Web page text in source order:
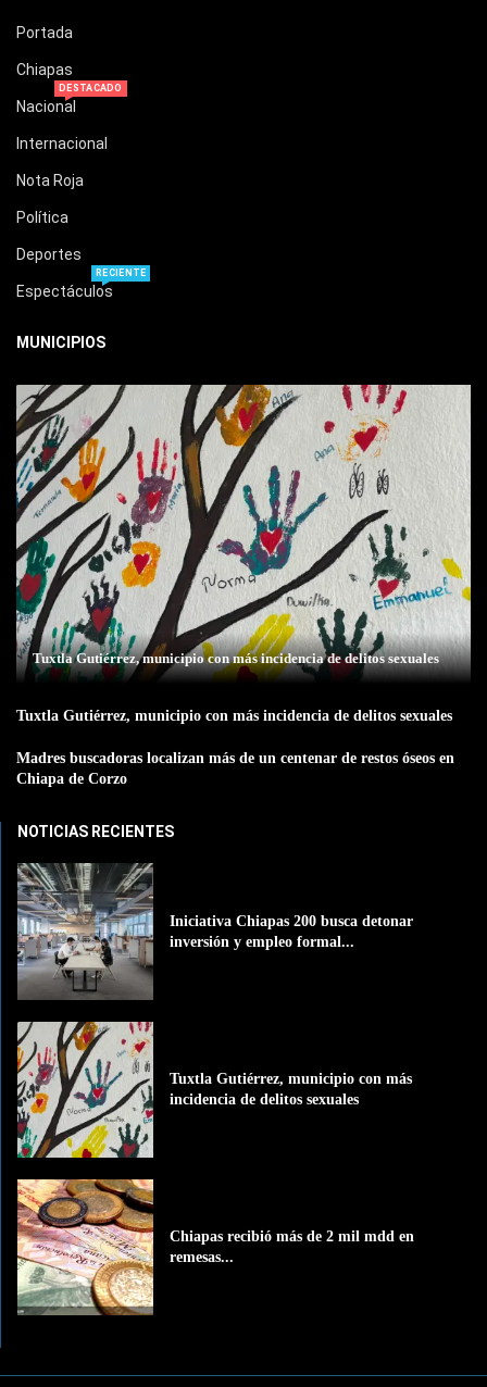
Portada
Chiapas
Nacional
DESTACADO
Internacional
Nota Roja
Política
Deportes
Espectáculos
RECIENTE
MUNICIPIOS
Tuxtla Gutiérrez, municipio con más incidencia de delitos sexuales
Tuxtla Gutiérrez, municipio con más incidencia de delitos sexuales
Madres buscadoras localizan más de un centenar de restos óseos en
Chiapa de Corzo
NOTICIAS RECIENTES
Iniciativa Chiapas 200 busca detonar
inversión y empleo formal...
Tuxtla Gutiérrez, municipio con más
incidencia de delitos sexuales
Chiapas recibió más de 2 mil mdd en
remesas...